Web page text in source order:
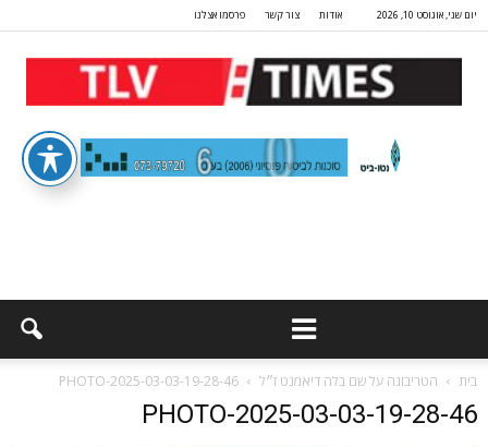
יום שני, אוגוסט 10, 2026 אודות צור קשר פרסמו אצלנו
בית הטריבונה על שם בלה דיאמנט ז״ל PHOTO-2025-03-03-19-28-46
PHOTO-2025-03-03-19-28-46